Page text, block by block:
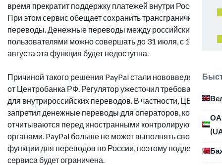
время прекратит поддержку платежей внутри России.
При этом сервис обещает сохранить трансграничные
переводы. Денежные переводы между российскими
пользователями можно совершать до 31 июля, с 1
августа эта функция будет недоступна.
Причиной такого решения PayPal стали нововведения
от Центробанка РФ. Регулятор ужесточил требования
для внутрироссийских переводов. В частности, ЦБ РФ
запретил денежные переводы для операторов, которые
отчитываются перед иностранными контролирующими
органами. PayPal больше не может выполнять свои
функции для переводов по России, поэтому поддержка
сервиса будет ограничена.